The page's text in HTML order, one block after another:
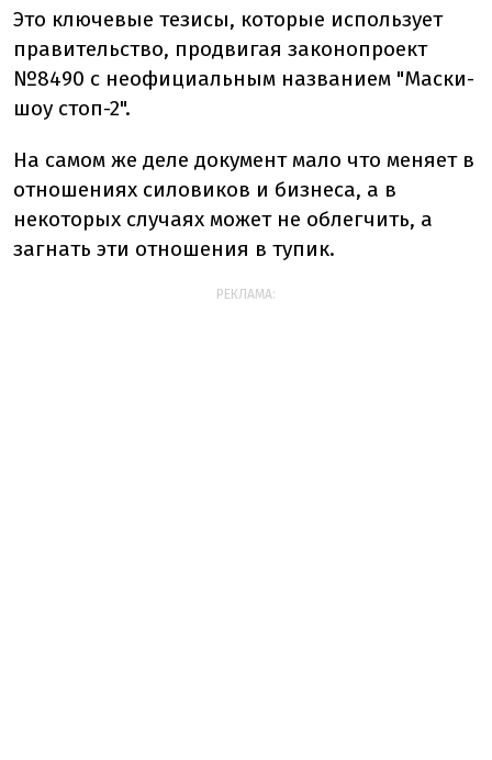
Это ключевые тезисы, которые использует
правительство, продвигая законопроект
№8490 с неофициальным названием "Маски-
шоу стоп-2".
На самом же деле документ мало что меняет в
отношениях силовиков и бизнеса, а в
некоторых случаях может не облегчить, а
загнать эти отношения в тупик.
РЕКЛАМА: